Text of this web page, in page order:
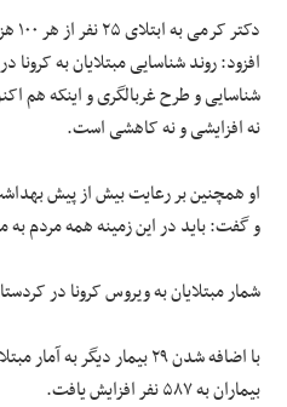
افزود: روند شناسایی مبتلایان به کرونا
شناسایی و طرح غربالگری و اینکه هم
نه افزایشی و نه کاهشی است.
او همچنین بر رعایت بیش از پیش
و گفت: باید در این زمینه همه مردم به
شمار مبتلایان به ویروس کرونا در کردستان به ۵۸۷
با اضافه شدن ۲۹ بیمار دیگر
بیماران به ۵۸۷ نفر افزایش یافت.